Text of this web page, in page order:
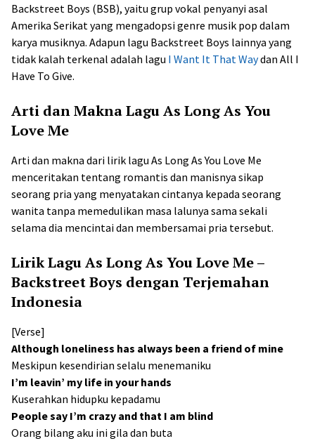
Backstreet Boys (BSB), yaitu grup vokal penyanyi asal
Amerika Serikat yang mengadopsi genre musik pop dalam
karya musiknya. Adapun lagu Backstreet Boys lainnya yang
tidak kalah terkenal adalah lagu I Want It That Waydan All I
Have To Give.
Arti dan Makna Lagu As Long As You
Love Me
Arti dan makna dari lirik lagu As Long As You Love Me
menceritakan tentang romantis dan manisnya sikap
seorang pria yang menyatakan cintanya kepada seorang
wanita tanpa memedulikan masa lalunya sama sekali
selama dia mencintai dan membersamai pria tersebut.
Lirik Lagu As Long As You Love Me –
Backstreet Boys dengan Terjemahan
Indonesia
[Verse]
Although loneliness has always been a friend of mine
Meskipun kesendirian selalu menemaniku
I’m leavin’ my life in your hands
Kuserahkan hidupku kepadamu
People say I’m crazy and that I am blind
Orang bilang aku ini gila dan buta